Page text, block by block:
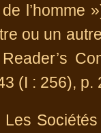
l’homme
ou un
(I : 256),